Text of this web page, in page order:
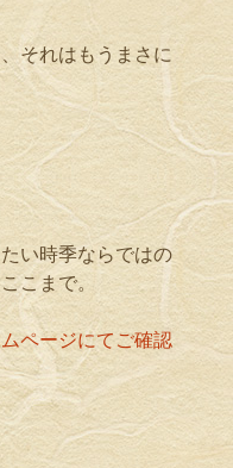
それはもうまさに
い時季ならではの
こまで。
ページにてご確認